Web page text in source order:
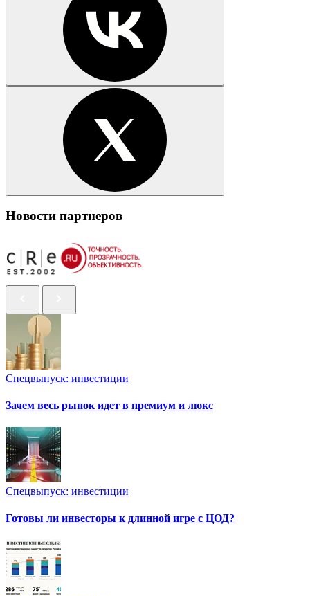
Новости партнеров
Спецвыпуск: инвестиции
Зачем весь рынок идет в премиум и люкс
Спецвыпуск: инвестиции
Готовы ли инвесторы к длинной игре с ЦОД?